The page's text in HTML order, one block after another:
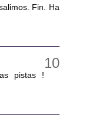
Fin. Ha
pistas !